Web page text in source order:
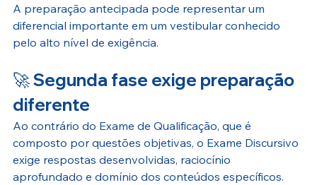
A preparação antecipada pode representar um
diferencial importante em um vestibular conhecido
pelo alto nível de exigência.
🚀 Segunda fase exige preparação
diferente
Ao contrário do Exame de Qualificação, que é
composto por questões objetivas, o Exame Discursivo
exige respostas desenvolvidas, raciocínio
aprofundado e domínio dos conteúdos específicos.